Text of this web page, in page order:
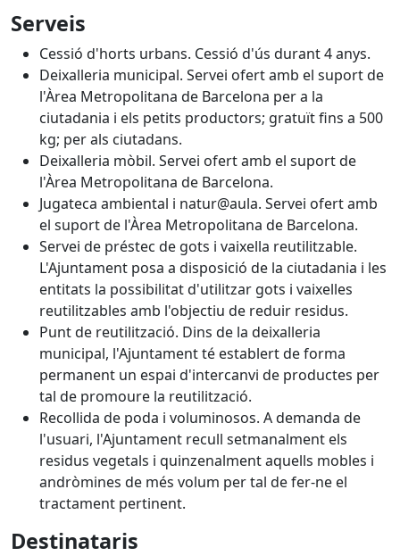
Serveis
Cessió d'horts urbans. Cessió d'ús durant 4 anys.
Deixalleria municipal. Servei ofert amb el suport de
l'Àrea Metropolitana de Barcelona per a la
ciutadania i els petits productors; gratuït fins a 500
kg; per als ciutadans.
Deixalleria mòbil. Servei ofert amb el suport de
l'Àrea Metropolitana de Barcelona.
Jugateca ambiental i natur@aula. Servei ofert amb
el suport de l'Àrea Metropolitana de Barcelona.
Servei de préstec de gots i vaixella reutilitzable.
L'Ajuntament posa a disposició de la ciutadania i les
entitats la possibilitat d'utilitzar gots i vaixelles
reutilitzables amb l'objectiu de reduir residus.
Punt de reutilització. Dins de la deixalleria
municipal, l'Ajuntament té establert de forma
permanent un espai d'intercanvi de productes per
tal de promoure la reutilització.
Recollida de poda i voluminosos. A demanda de
l'usuari, l'Ajuntament recull setmanalment els
residus vegetals i quinzenalment aquells mobles i
andròmines de més volum per tal de fer-ne el
tractament pertinent.
Destinataris